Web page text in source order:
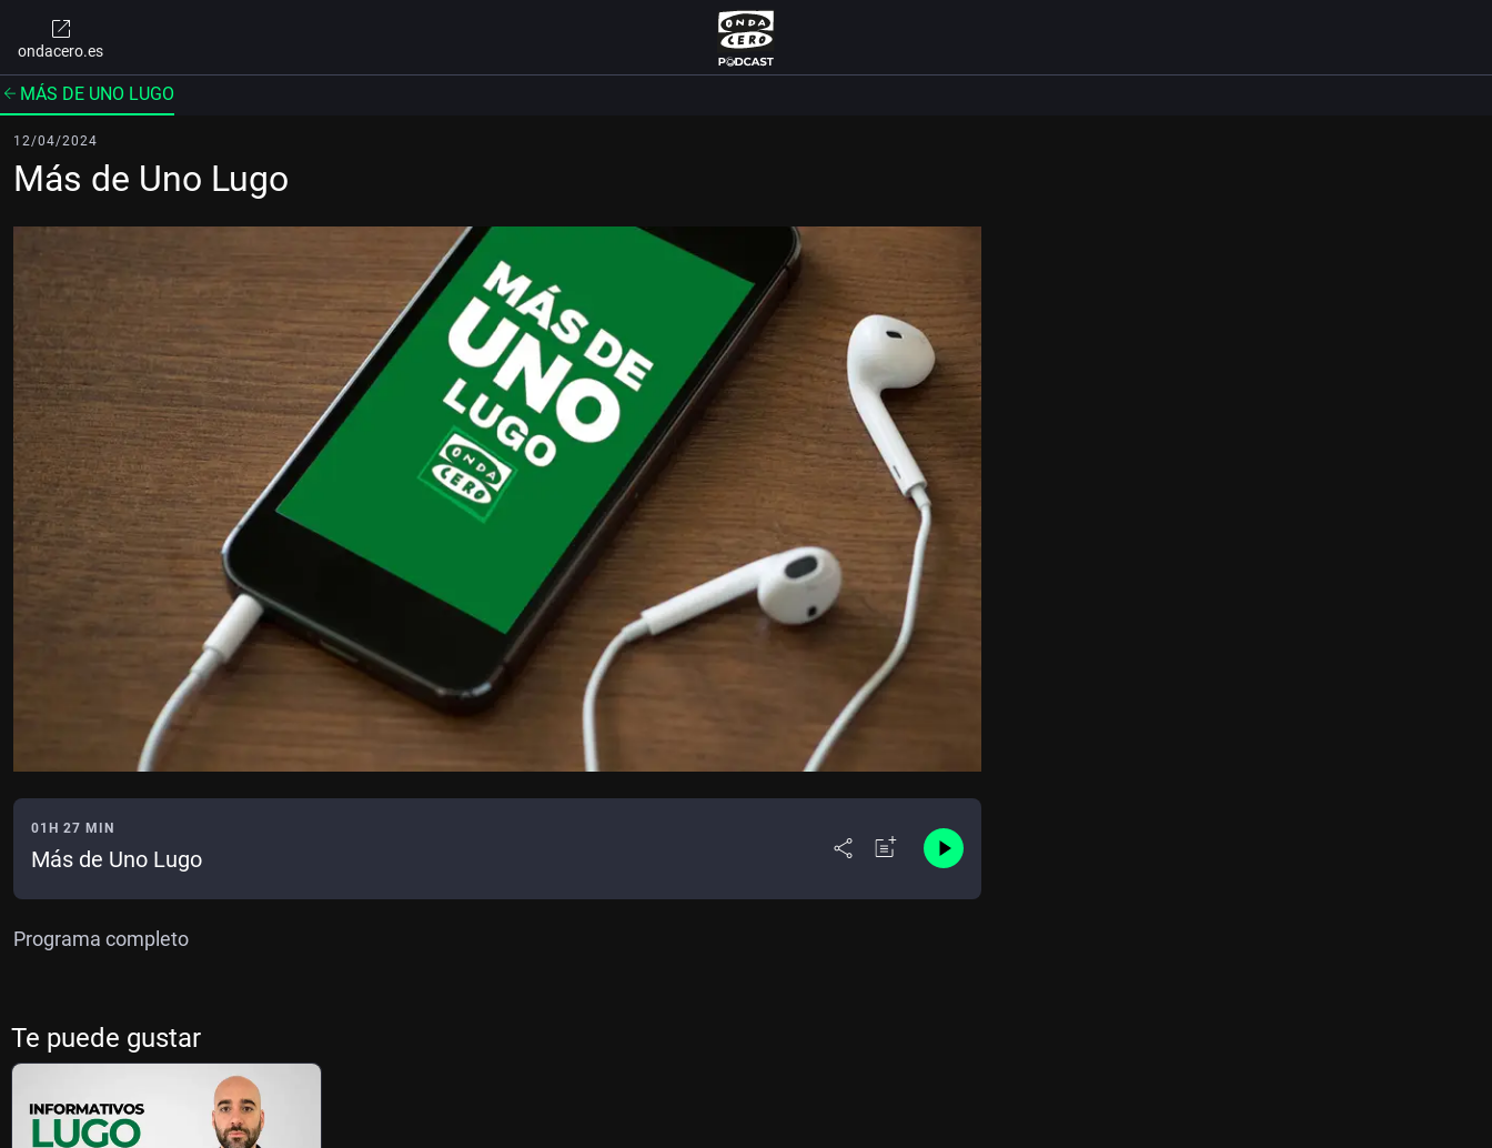
ondacero.es
MÁS DE UNO LUGO
12/04/2024
Más de Uno Lugo
01H 27 MIN
Más de Uno Lugo
Programa completo
Te puede gustar